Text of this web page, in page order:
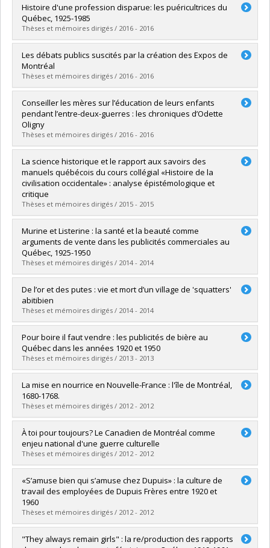
Diplômé(e) :O'Neill, Stéphanie
Cycle :Doctorat
Diplôme obtenu :Ph. D.
Lien vers le document dans Papyrus
Histoire d'une profession disparue: les puéricultrices du
Québec, 1925-1985
Thèses et mémoires dirigés / 2016 - 2016
Diplômé(e) :Noël, Julie
Cycle :Maîtrise
Diplôme obtenu :M.A.
Lien vers le document dans Papyrus
Les débats publics suscités par la création des Expos de
Montréal
Thèses et mémoires dirigés / 2016 - 2016
Diplômé(e) :Labelle, Christophe
Cycle :Maîtrise
Diplôme obtenu :
Lien vers le document dans Papyrus
Conseiller les mères sur l’éducation de leurs enfants
pendant l’entre-deux-guerres : les chroniques d’Odette
Oligny
Thèses et mémoires dirigés / 2016 - 2016
Diplômé(e) :Gratton, Valérie
Cycle :Maîtrise
Diplôme obtenu :M.A.
Lien vers le document dans Papyrus
La science historique et le rapport aux savoirs des
manuels québécois du cours collégial «Histoire de la
civilisation occidentale» : analyse épistémologique et
critique
Thèses et mémoires dirigés / 2015 - 2015
Diplômé(e) :Chartrand, Jean-François
Cycle :Maîtrise
Diplôme obtenu :
Lien vers le document dans Papyrus
Murine et Listerine : la santé et la beauté comme
arguments de vente dans les publicités commerciales au
Québec, 1925-1950
Thèses et mémoires dirigés / 2014 - 2014
Diplômé(e) : Sills, Myriam
Cycle :Maîtrise
Diplôme obtenu :M.A.
Lien vers le document dans Papyrus
De l’or et des putes : vie et mort d’un village de 'squatters'
abitibien
Thèses et mémoires dirigés / 2014 - 2014
Diplômé(e) :Faucher, Alexandre
Cycle :Maîtrise
Diplôme obtenu :M.A.
Lien vers le document dans Papyrus
Pour boire il faut vendre : les publicités de bière au
Québec dans les années 1920 et 1950
Thèses et mémoires dirigés / 2013 - 2013
Diplômé(e) :Myre McCallum, Marc
Cycle :Maîtrise
Diplôme obtenu :M.A.
Lien vers le document dans Papyrus
La mise en nourrice en Nouvelle-France : l'île de Montréal,
1680-1768.
Thèses et mémoires dirigés / 2012 - 2012
Diplômé(e) :Robert, Emilie
Cycle :Maîtrise
Diplôme obtenu :M.A.
Lien vers le document dans Papyrus
À toi pour toujours? Le Canadien de Montréal comme
enjeu national d'une guerre culturelle
Thèses et mémoires dirigés / 2012 - 2012
Diplômé(e) :Ascencio-Lapierre, Emmanuel
Cycle : Maîtrise
Diplôme obtenu :
Lien vers le document dans Papyrus
«S’amuse bien qui s’amuse chez Dupuis» : la culture de
travail des employées de Dupuis Frères entre 1920 et
1960
Thèses et mémoires dirigés / 2012 - 2012
Diplômé(e) :Piette, Stéphanie
"They always remain girls" : la re/production des rapports